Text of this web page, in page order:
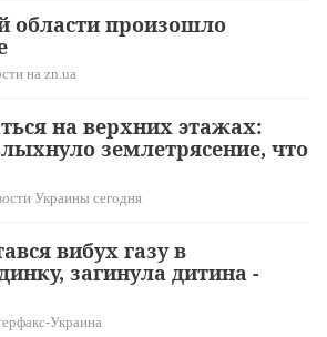
области произошло
на zn.ua
на верхних этажах:
землетрясение, что
Украины сегодня
вибух газу в
загинула дитина -
Украина